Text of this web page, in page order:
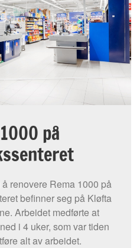
på
renovere Rema 1000 på
befinner seg på Kløfta
Arbeidet medførte at
i 4 uker, som var tiden
alt av arbeidet.